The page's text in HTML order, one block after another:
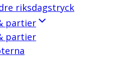
riksdagstryck
partier
partier